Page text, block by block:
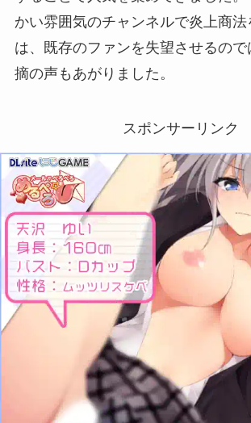
かい雰囲気のチャンネルで炎上商法
は、既存のファンを失望させるの
摘の声もあがりました。
スポンサーリンク